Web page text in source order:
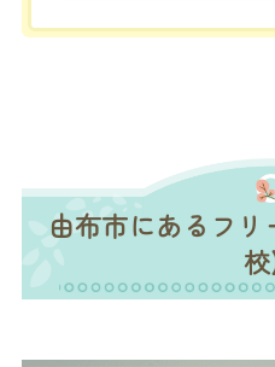
由布市にあるフ
校